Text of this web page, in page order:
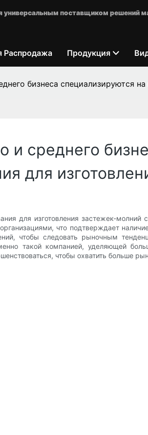
универсальным поставщиком решений
Распродажа Продукция
бизнеса специализируются
и среднего
для
для изготовления застежек-
что подтверждает
чтобы следовать рыночным
такой компанией, уделяющей
чтобы охватить больше